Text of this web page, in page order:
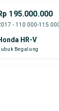
195.000.000
- 110.000-
HR-V
Lubuk Begalung